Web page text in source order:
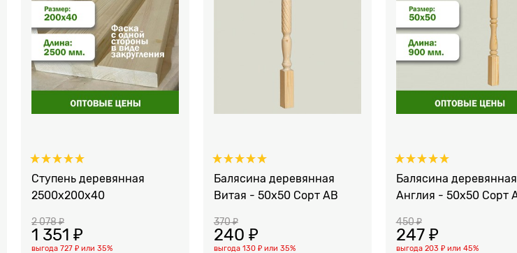
Ступень деревянная
2500x200x40
2 078 ₽
1 351 ₽
выгода 727 ₽ или 35%
Балясина деревянная
Витая - 50x50 Сорт AB
370 ₽
240 ₽
выгода 130 ₽или 35%
Балясина деревянная
Англия - 50x50 Сорт
450 ₽
247 ₽
выгода 203 ₽или 45%